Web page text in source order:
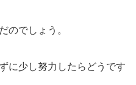
のでしょう。
に少し努力したらどうです